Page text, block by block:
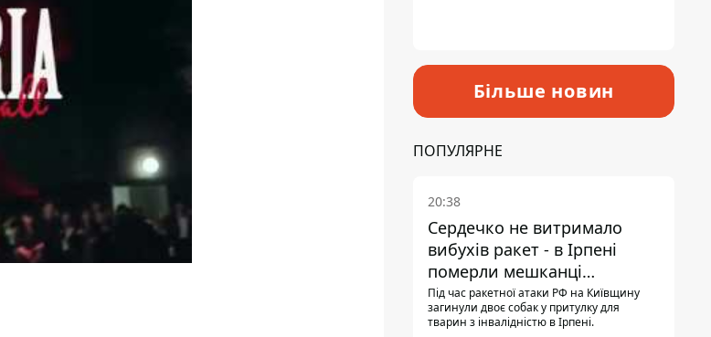
Більше новин
ПОПУЛЯРНЕ
20:38
Сердечко не витримало
вибухів ракет - в Ірпені
померли мешканці
притулку для собак з
інвалідністю
Під час ракетної атаки РФ на Київщину
загинули двоє собак у притулку для
тварин з інвалідністю в Ірпені.